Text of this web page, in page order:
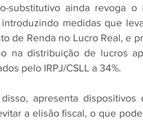
substitutivo ainda revoga
introduzindo medidas que
de Renda no Lucro Real, e
na distribuição de lucros
pelo IRPJ/CSLL a 34%.
apresenta
a elisão fiscal, o que